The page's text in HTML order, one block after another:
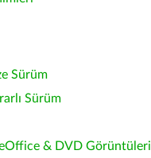
Sürüm
Sürüm
& DVD Görüntüleri